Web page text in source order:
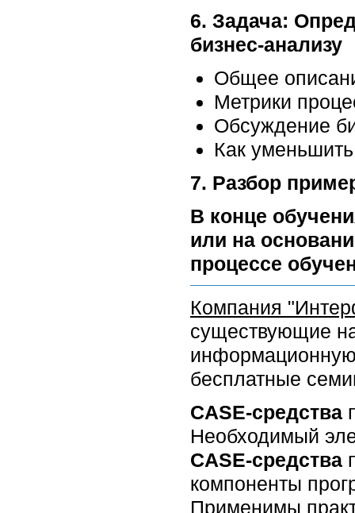
6. Задача:
бизнес-анализу
Общее
Метрики
Обсуждение
Как
7. Разбор
В конце
или на
процессе
Компания
существующие
информационную
бесплатные
CASE-средства
Необходимый
CASE-средства
компоненты
Применимы